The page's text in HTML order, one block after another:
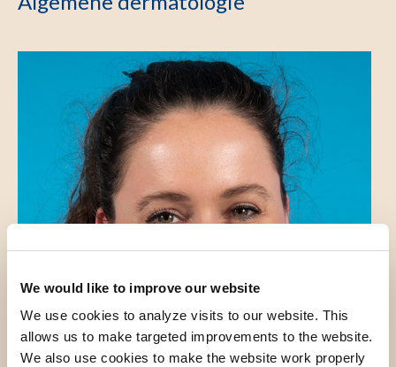
We would like to improve our website
We use cookies to analyze visits to our website. This
allows us to make targeted improvements to the website.
We also use cookies to make the website work properly